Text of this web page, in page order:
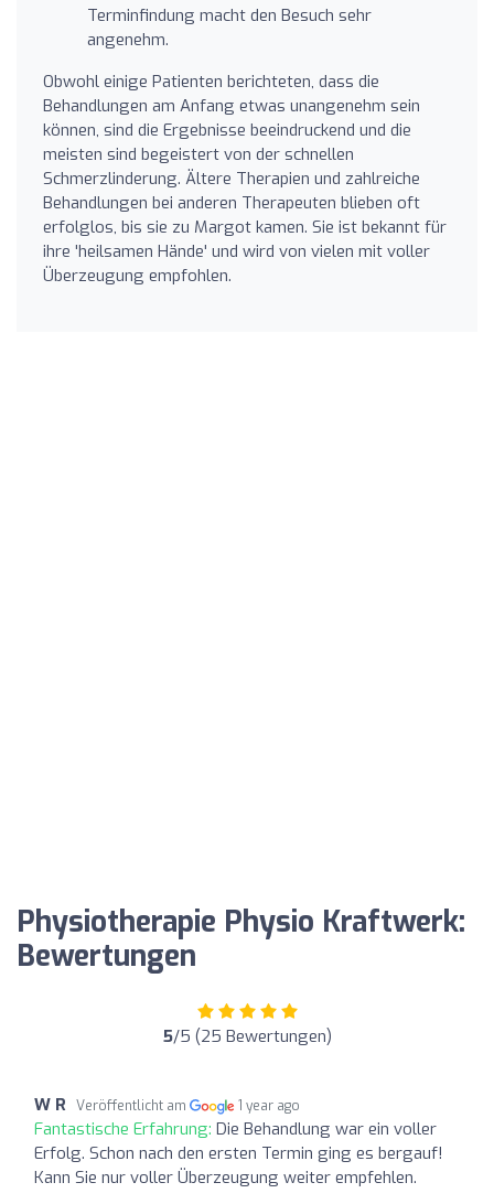
Terminfindung macht den Besuch sehr
angenehm.
Obwohl einige Patienten berichteten, dass die
Behandlungen am Anfang etwas unangenehm sein
können, sind die Ergebnisse beeindruckend und die
meisten sind begeistert von der schnellen
Schmerzlinderung. Ältere Therapien und zahlreiche
Behandlungen bei anderen Therapeuten blieben oft
erfolglos, bis sie zu Margot kamen. Sie ist bekannt für
ihre 'heilsamen Hände' und wird von vielen mit voller
Überzeugung empfohlen.
Physiotherapie Physio Kraftwerk:
Bewertungen
5/5 (25 Bewertungen)
W R Veröffentlicht am 1 year ago
Fantastische Erfahrung: Die Behandlung war ein voller
Erfolg. Schon nach den ersten Termin ging es bergauf!
Kann Sie nur voller Überzeugung weiter empfehlen.